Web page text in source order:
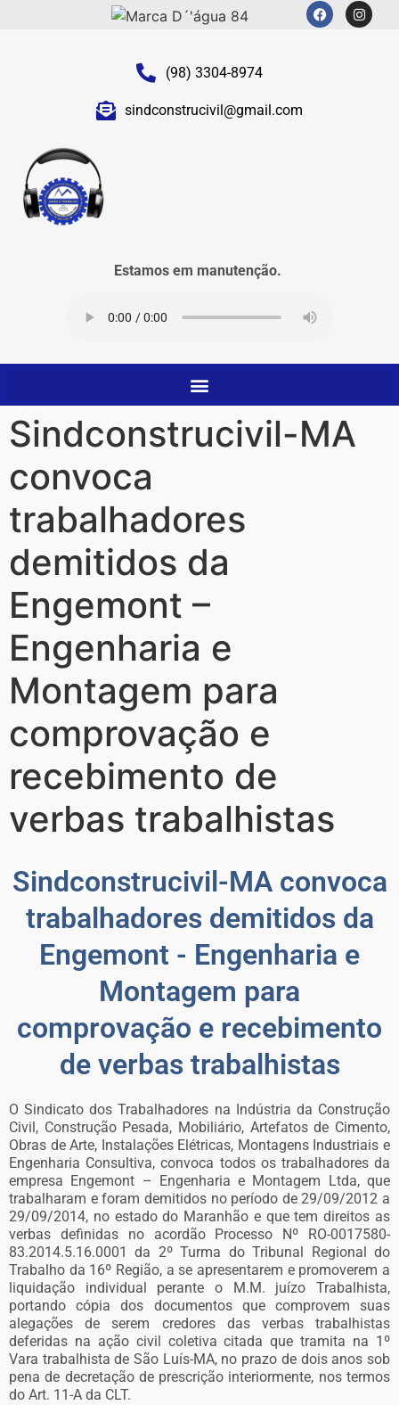
(98) 3304-8974
sindconstrucivil@gmail.com
Estamos em manutenção.
Sindconstrucivil-MA
convoca
trabalhadores
demitidos da
Engemont –
Engenharia e
Montagem para
comprovação e
recebimento de
verbas trabalhistas
Sindconstrucivil-MA convoca
trabalhadores demitidos da
Engemont - Engenharia e
Montagem para
comprovação e recebimento
de verbas trabalhistas
O Sindicato dos Trabalhadores na Indústria da Construção
Civil, Construção Pesada, Mobiliário, Artefatos de Cimento,
Obras de Arte, Instalações Elétricas, Montagens Industriais e
Engenharia Consultiva, convoca todos os trabalhadores da
empresa Engemont – Engenharia e Montagem Ltda, que
trabalharam e foram demitidos no período de 29/09/2012 a
29/09/2014, no estado do Maranhão e que tem direitos as
verbas definidas no acordão Processo Nº RO-0017580-
83.2014.5.16.0001 da 2º Turma do Tribunal Regional do
Trabalho da 16º Região, a se apresentarem e promoverem a
liquidação individual perante o M.M. juízo Trabalhista,
portando cópia dos documentos que comprovem suas
alegações de serem credores das verbas trabalhistas
deferidas na ação civil coletiva citada que tramita na 1º
Vara trabalhista de São Luís-MA, no prazo de dois anos sob
pena de decretação de prescrição interiormente, nos termos
do Art. 11-A da CLT.